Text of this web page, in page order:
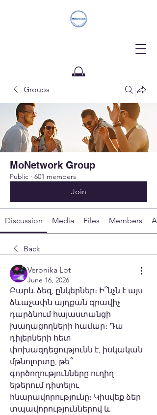
Donate
Groups
MoNetwork Group
Public · 601 members
Join
Discussion Media Files Members
Back
Veronika Lot
June 16, 2026
Բարև ձեզ, ընկերներ։ Ի՞նչն է այս
ձևաչափն այդքան գրավիչ
դարձնում հայաստանցի
խաղացողների համար։ Դա
դիլերների հետ
փոխազդեցությունն է, իսկական
մթնոլորտը, թե՞
գործողությունները ուղիղ
եթերում դիտելու
հնարավորությունը։ Կիսվեք ձեր
տպավորություններով և